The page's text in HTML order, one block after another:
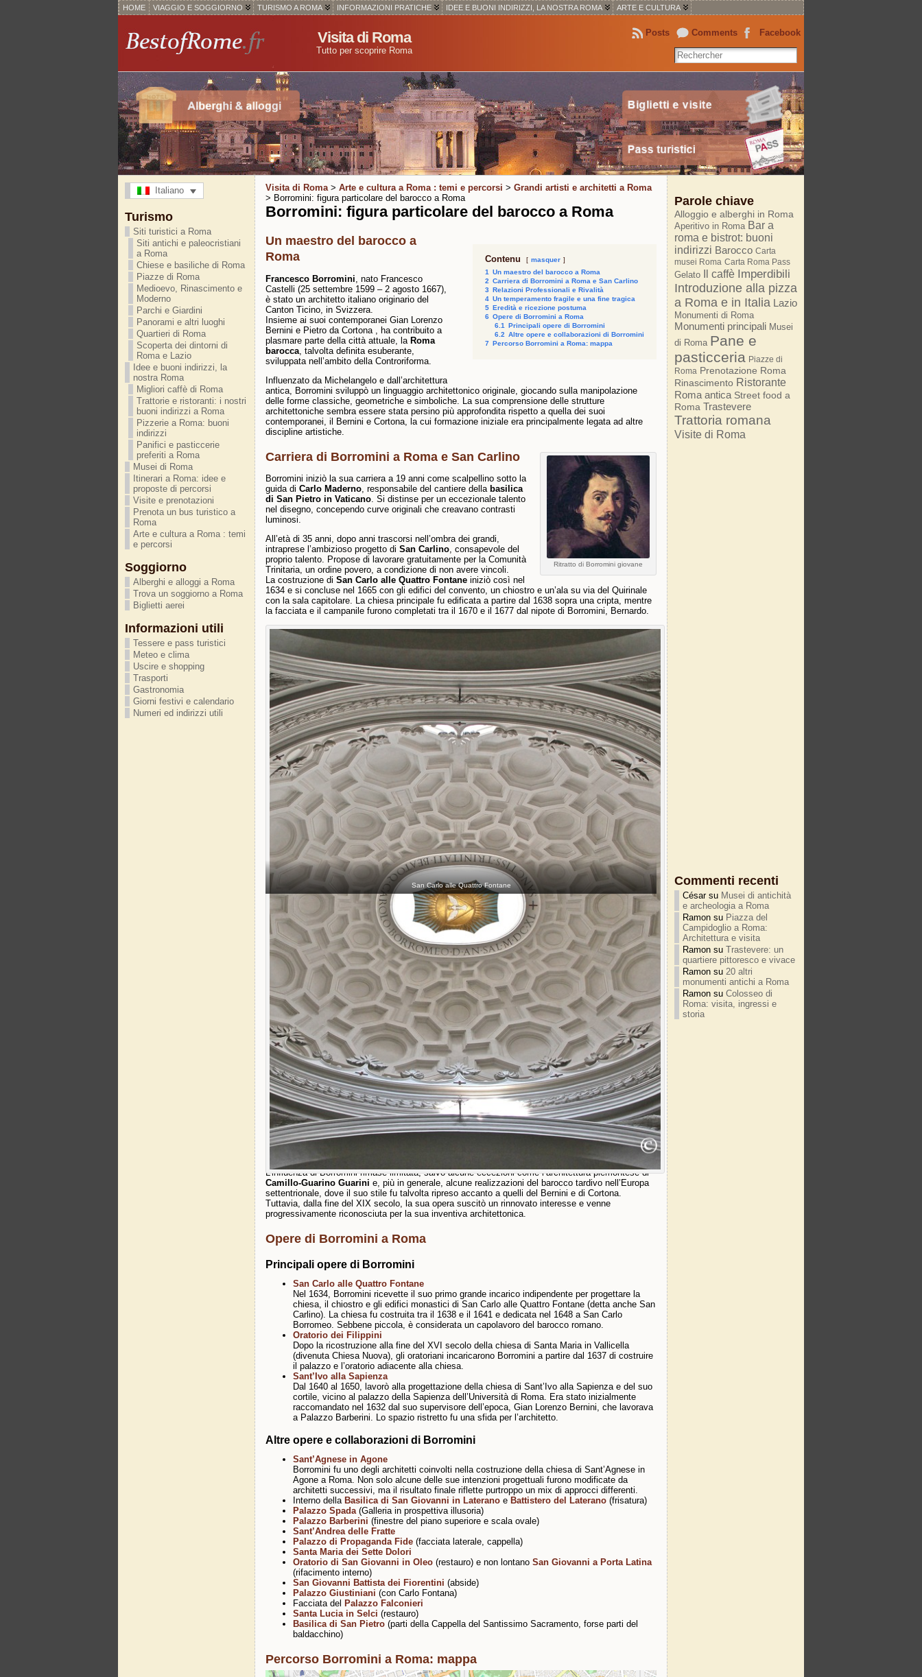
HOME VIAGGIO E SOGGIORNO TURISMO A ROMA INFORMAZIONI PRATICHE IDEE E BUONI INDIRIZZI, LA NOSTRA ROMA ARTE E CULTURA
Visita di Roma
Tutto per scoprire Roma
Facebook
Comments
Posts
Italiano
Turismo
Siti turistici a Roma
Siti antichi e paleocristiani
a Roma
Chiese e basiliche di Roma
Piazze di Roma
Medioevo, Rinascimento e
Moderno
Parchi e Giardini
Panorami e altri luoghi
Quartieri di Roma
Scoperta dei dintorni di
Roma e Lazio
Idee e buoni indirizzi, la
nostra Roma
Migliori caffè di Roma
Trattorie e ristoranti: i nostri
buoni indirizzi a Roma
Pizzerie a Roma: buoni
indirizzi
Panifici e pasticcerie
preferiti a Roma
Musei di Roma
Itinerari a Roma: idee e
proposte di percorsi
Visite e prenotazioni
Prenota un bus turistico a
Roma
Arte e cultura a Roma : temi
e percorsi
Soggiorno
Alberghi e alloggi a Roma
Trova un soggiorno a Roma
Biglietti aerei
Informazioni utili
Tessere e pass turistici
Meteo e clima
Uscire e shopping
Trasporti
Gastronomia
Giorni festivi e calendario
Numeri ed indirizzi utili
Visita di Roma> Arte e cultura a Roma : temi e percorsi > Grandi artisti e architetti a Roma
> Borromini: figura particolare del barocco a Roma
Borromini: figura particolare del barocco a Roma
Contenu
masquer
1
Un maestro del barocco a Roma
2 Carriera di Borromini a Roma e San Carlino
3 Relazioni Professionali e Rivalità
4 Un temperamento fragile e una fine tragica
5 Eredità e ricezione postuma
6 Opere di Borromini a Roma
6.1
Principali opere di Borromini
6.2 Altre opere e collaborazioni di Borromini
7 Percorso Borromini a Roma: mappa
Un maestro del barocco a
Roma
Francesco Borromini , nato Francesco
Castelli (25 settembre 1599 – 2 agosto 1667),
è stato un architetto italiano originario del
Canton Ticino, in Svizzera.
Insieme ai suoi contemporanei Gian Lorenzo
Bernini e Pietro da Cortona , ha contribuito a
plasmare parte della città attuale, la Roma
barocca , talvolta definita esuberante,
sviluppata nell’ambito della Controriforma.
Influenzato da Michelangelo e dall’architettura
antica, Borromini sviluppò un linguaggio architettonico originale, giocando sulla manipolazione
delle forme classiche, geometriche e simboliche. La sua comprensione delle strutture
architettoniche sembra essere stata persino più approfondita rispetto a quella dei suoi
contemporanei, il Bernini e Cortona, la cui formazione iniziale era principalmente legata ad altre
discipline artistiche.
Ritratto di Borromini giovane
Carriera di Borromini a Roma e San Carlino
Borromini iniziò la sua carriera a 19 anni come scalpellino sotto la
guida di Carlo Maderno, responsabile del cantiere della basilica
di San Pietro in Vaticano. Si distinse per un eccezionale talento
nel disegno, concependo curve originali che creavano contrasti
luminosi.
All’età di 35 anni, dopo anni trascorsi nell’ombra dei grandi,
intraprese l’ambizioso progetto di San Carlino, consapevole del
proprio talento. Propose di lavorare gratuitamente per la Comunità
Trinitaria, un ordine povero, a condizione di non avere vincoli.
La costruzione di San Carlo alle Quattro Fontane iniziò così nel
1634 e si concluse nel 1665 con gli edifici del convento, un chiostro e un’ala su via del Quirinale
con la sala capitolare. La chiesa principale fu edificata a partire dal 1638 sopra una cripta, mentre
la facciata e il campanile furono completati tra il 1670 e il 1677 dal nipote di Borromini, Bernardo.
San Carlo alle Quattro Fontane
Relazioni Professionali e Rivalità
Dopo alcune collaborazioni con il Bernini, in particolare a San Pietro e a Palazzo Barberini, i loro
rapporti si deteriorarono, dando origine a una rivalità che ebbe un impatto significativo sulla
carriera di Borromini. Alcuni storici ritengono che il Bernini, consapevole del talento del suo ex
collaboratore, abbia cercato di ostacolare la sua ascesa.
Si impose brevemente sotto il pontificato di Innocenzo X, ma alla morte di quest’ultimo nel 1655,
perse il favore del Vaticano e cadde in una profonda depressione. Riprese i lavori sulla facciata di
San Carlino solo dieci anni dopo, completando successivamente la cappella Falconieri della
chiesa di San Giovanni dei Fiorentini.
Un temperamento fragile e una fine tragica
Il temperamento di Borromini probabilmente ebbe un ruolo negativo nella sua carriera. A differenza
del Bernini, abile cortigiano, Borromini aveva un carattere malinconico e introverso. Soffriva
persino di disturbi nervosi e fu particolarmente isolato negli ultimi anni della sua vita, ritirandosi da
alcuni progetti.
Si tolse la vita il 2 agosto 1667, gettandosi sulla propria spada dopo aver redatto il suo testamento
in uno stato di confusione. Poco prima della sua morte, temendo che i suoi rivali si appropriassero
della sua opera, aveva distrutto tutti i suoi disegni di lavoro bruciandoli.
Eredità e ricezione postuma
L’influenza di Borromini rimase limitata, salvo alcune eccezioni come l’architettura piemontese di
Camillo-Guarino Guarini e, più in generale, alcune realizzazioni del barocco tardivo nell’Europa
settentrionale, dove il suo stile fu talvolta ripreso accanto a quelli del Bernini e di Cortona.
Tuttavia, dalla fine del XIX secolo, la sua opera suscitò un rinnovato interesse e venne
progressivamente riconosciuta per la sua inventiva architettonica.
Opere di Borromini a Roma
Principali opere di Borromini
San Carlo alle Quattro Fontane
Nel 1634, Borromini ricevette il suo primo grande incarico indipendente per progettare la
chiesa, il chiostro e gli edifici monastici di San Carlo alle Quattro Fontane (detta anche San
Carlino). La chiesa fu costruita tra il 1638 e il 1641 e dedicata nel 1648 a San Carlo
Borromeo. Sebbene piccola, è considerata un capolavoro del barocco romano.
Oratorio dei Filippini
Dopo la ricostruzione alla fine del XVI secolo della chiesa di Santa Maria in Vallicella
(divenuta Chiesa Nuova), gli oratoriani incaricarono Borromini a partire dal 1637 di costruire
il palazzo e l’oratorio adiacente alla chiesa.
Sant’Ivo alla Sapienza
Dal 1640 al 1650, lavorò alla progettazione della chiesa di Sant’Ivo alla Sapienza e del suo
cortile, vicino al palazzo della Sapienza dell’Università di Roma. Era stato inizialmente
raccomandato nel 1632 dal suo supervisore dell’epoca, Gian Lorenzo Bernini, che lavorava
a Palazzo Barberini. Lo spazio ristretto fu una sfida per l’architetto.
Altre opere e collaborazioni di Borromini
Sant’Agnese in Agone
Borromini fu uno degli architetti coinvolti nella costruzione della chiesa di Sant’Agnese in
Agone a Roma. Non solo alcune delle sue intenzioni progettuali furono modificate da
architetti successivi, ma il risultato finale riflette purtroppo un mix di approcci differenti.
Interno della Basilica di San Giovanni in Laterano e Battistero del Laterano (frisatura)
Palazzo Spada(Galleria in prospettiva illusoria)
Palazzo Barberini (finestre del piano superiore e scala ovale)
Sant’Andrea delle Fratte
Palazzo di Propaganda Fide (facciata laterale, cappella)
Santa Maria dei Sette Dolori
Oratorio di San Giovanni in Oleo (restauro) e non lontano San Giovanni a Porta Latina
(rifacimento interno)
San Giovanni Battista dei Fiorentini (abside)
Palazzo Giustiniani (con Carlo Fontana)
Facciata del Palazzo Falconieri
Santa Lucia in Selci (restauro)
Basilica di San Pietro (parti della Cappella del Santissimo Sacramento, forse parti del
baldacchino)
Percorso Borromini a Roma: mappa
Parole chiave
Alloggio e alberghi in Roma
Aperitivo in Roma Bar a
roma e bistrot: buoni
indirizzi Barocco Carta
musei Roma Carta Roma Pass
Gelato Il caffè Imperdibili
Introduzione alla pizza
a Roma e in Italia Lazio
Monumenti di Roma
Monumenti principali Musei
di Roma Pane e
pasticceria Piazze di
Roma Prenotazione Roma
Rinascimento Ristorante
Roma antica Street food a
Roma Trastevere
Trattoria romana
Visite di Roma
Commenti recenti
Césarsu Musei di antichità
e archeologia a Roma
Ramon su Piazza del
Campidoglio a Roma:
Architettura e visita
Ramon su Trastevere: un
quartiere pittoresco e vivace
Ramon su 20 altri
monumenti antichi a Roma
Ramon su Colosseo di
Roma: visita, ingressi e
storia